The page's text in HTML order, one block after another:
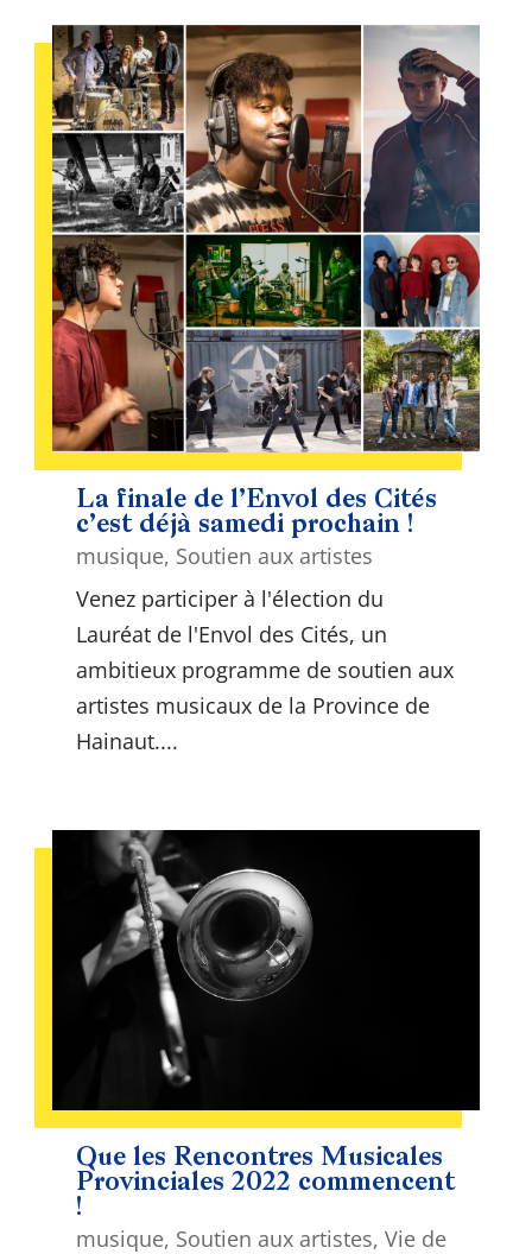
La finale de l’Envol des Cités
c’est déjà samedi prochain !
musique, Soutien aux artistes
Venez participer à l'élection du
Lauréat de l'Envol des Cités, un
ambitieux programme de soutien aux
artistes musicaux de la Province de
Hainaut....
Que les Rencontres Musicales
Provinciales 2022 commencent
!
musique, Soutien aux artistes, Vie de